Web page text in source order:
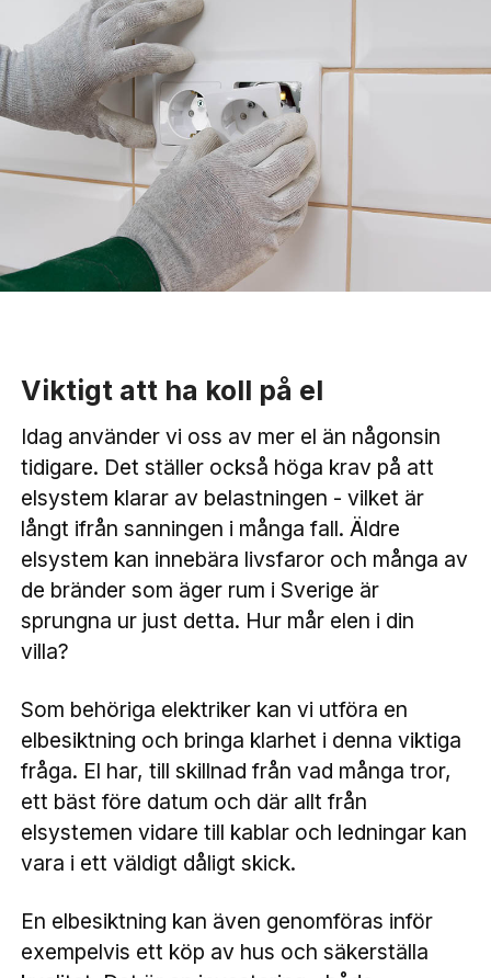
Viktigt att ha koll på el
Idag använder vi oss av mer el än någonsin
tidigare. Det ställer också höga krav på att
elsystem klarar av belastningen - vilket är
långt ifrån sanningen i många fall. Äldre
elsystem kan innebära livsfaror och många av
de bränder som äger rum i Sverige är
sprungna ur just detta. Hur mår elen i din
villa?
Som behöriga elektriker kan vi utföra en
elbesiktning och bringa klarhet i denna viktiga
fråga. El har, till skillnad från vad många tror,
ett bäst före datum och där allt från
elsystemen vidare till kablar och ledningar kan
vara i ett väldigt dåligt skick.
En elbesiktning kan även genomföras inför
exempelvis ett köp av hus och säkerställa